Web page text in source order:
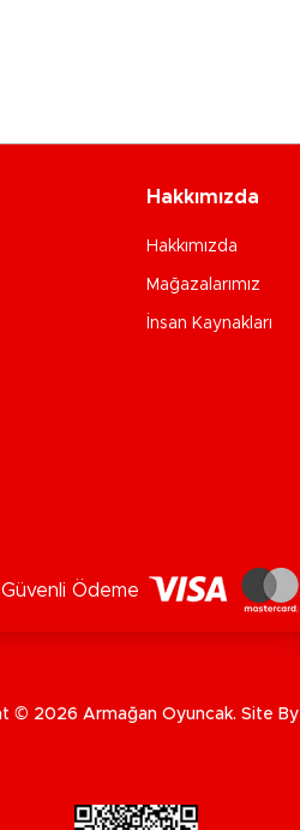
Hakkımızda
Hakkımızda
Mağazalarımız
İnsan Kaynakları
Güvenli Ödeme
© 2026 Armağan Oyuncak. Site By